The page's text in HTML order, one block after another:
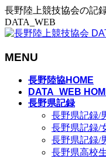
長野陸上競技協会の記
DATA_WEB
MENU
長野陸協HOME
DATA_WEB
長野県記録
長野県記録/
長野県記録/
長野県記録/
長野県高校